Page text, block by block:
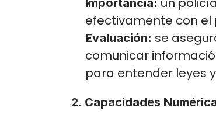
Importancia:
efectivamente con el
Evaluación: se
comunicar
para entender leyes
2. Capacidades